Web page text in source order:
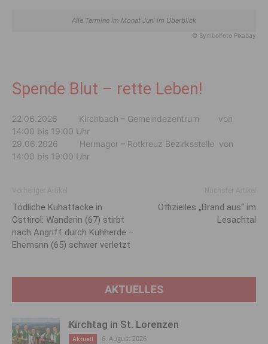
Alle Termine im Monat Juni im Überblick
© Symbolfoto Pixabay
Spende Blut – rette Leben!
22.06.2026 Kirchbach – Gemeindezentrum von
14:00 bis 19:00 Uhr
29.06.2026 Hermagor – Rotkreuz Bezirksstelle von
14:00 bis 19:00 Uhr
Tödliche Kuhattacke in
Osttirol: Wanderin (67) stirbt
nach Angriff durch Kuhherde –
Ehemann (65) schwer verletzt
Offizielles „Brand aus“ im
Lesachtal
AKTUELLES
Kirchtag in St. Lorenzen
Aktuell 6. August 2026